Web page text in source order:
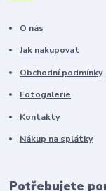
O nás
Jak nakupovat
Obchodní podmínky
Fotogalerie
Kontakty
Nákup na splátky
Potřebujete